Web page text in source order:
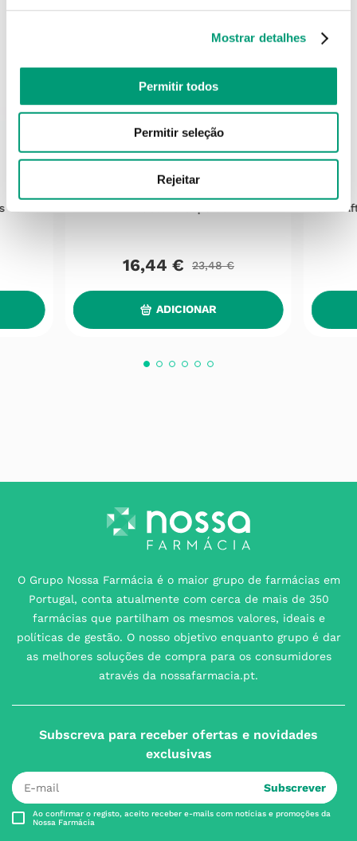
Mostrar detalhes
Permitir todos
Permitir seleção
Rejeitar
30
HELIOCARE
23,48 €
16,44 €
ADICIONAR
Isdin
O Grupo Nossa Farmácia é o maior grupo de farmácias em
Portugal, conta atualmente com cerca de mais de 350
farmácias que partilham os mesmos valores, ideais e
políticas de gestão. O nosso objetivo enquanto grupo é dar
as melhores soluções de compra para os consumidores
através da nossafarmacia.pt.
Subscreva para receber ofertas e novidades
exclusivas
Subscrever
Ao confirmar o registo, aceito receber e-mails com notícias e promoções da
Nossa Farmácia